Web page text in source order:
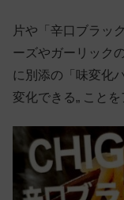
片や「辛口ブラッ
ーズやガーリック
に別添の「味変化
変化できる„ こと